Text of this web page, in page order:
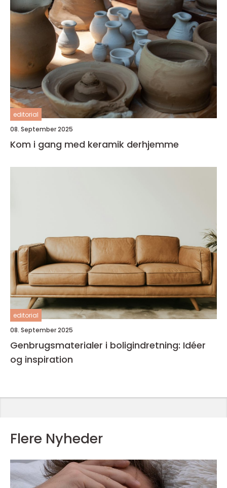
editorial
08. September 2025
Kom i gang med keramik derhjemme
editorial
08. September 2025
Genbrugsmaterialer i boligindretning: Idéer
og inspiration
Flere Nyheder